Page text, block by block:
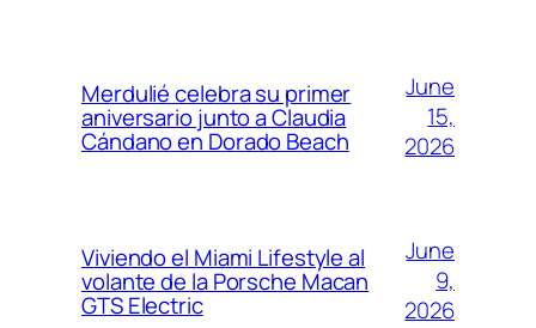
Merdulié celebra su primer
aniversario junto a Claudia
Cándano en Dorado Beach
June
15,
2026
Viviendo el Miami Lifestyle al
volante de la Porsche Macan
GTS Electric
June
9,
2026